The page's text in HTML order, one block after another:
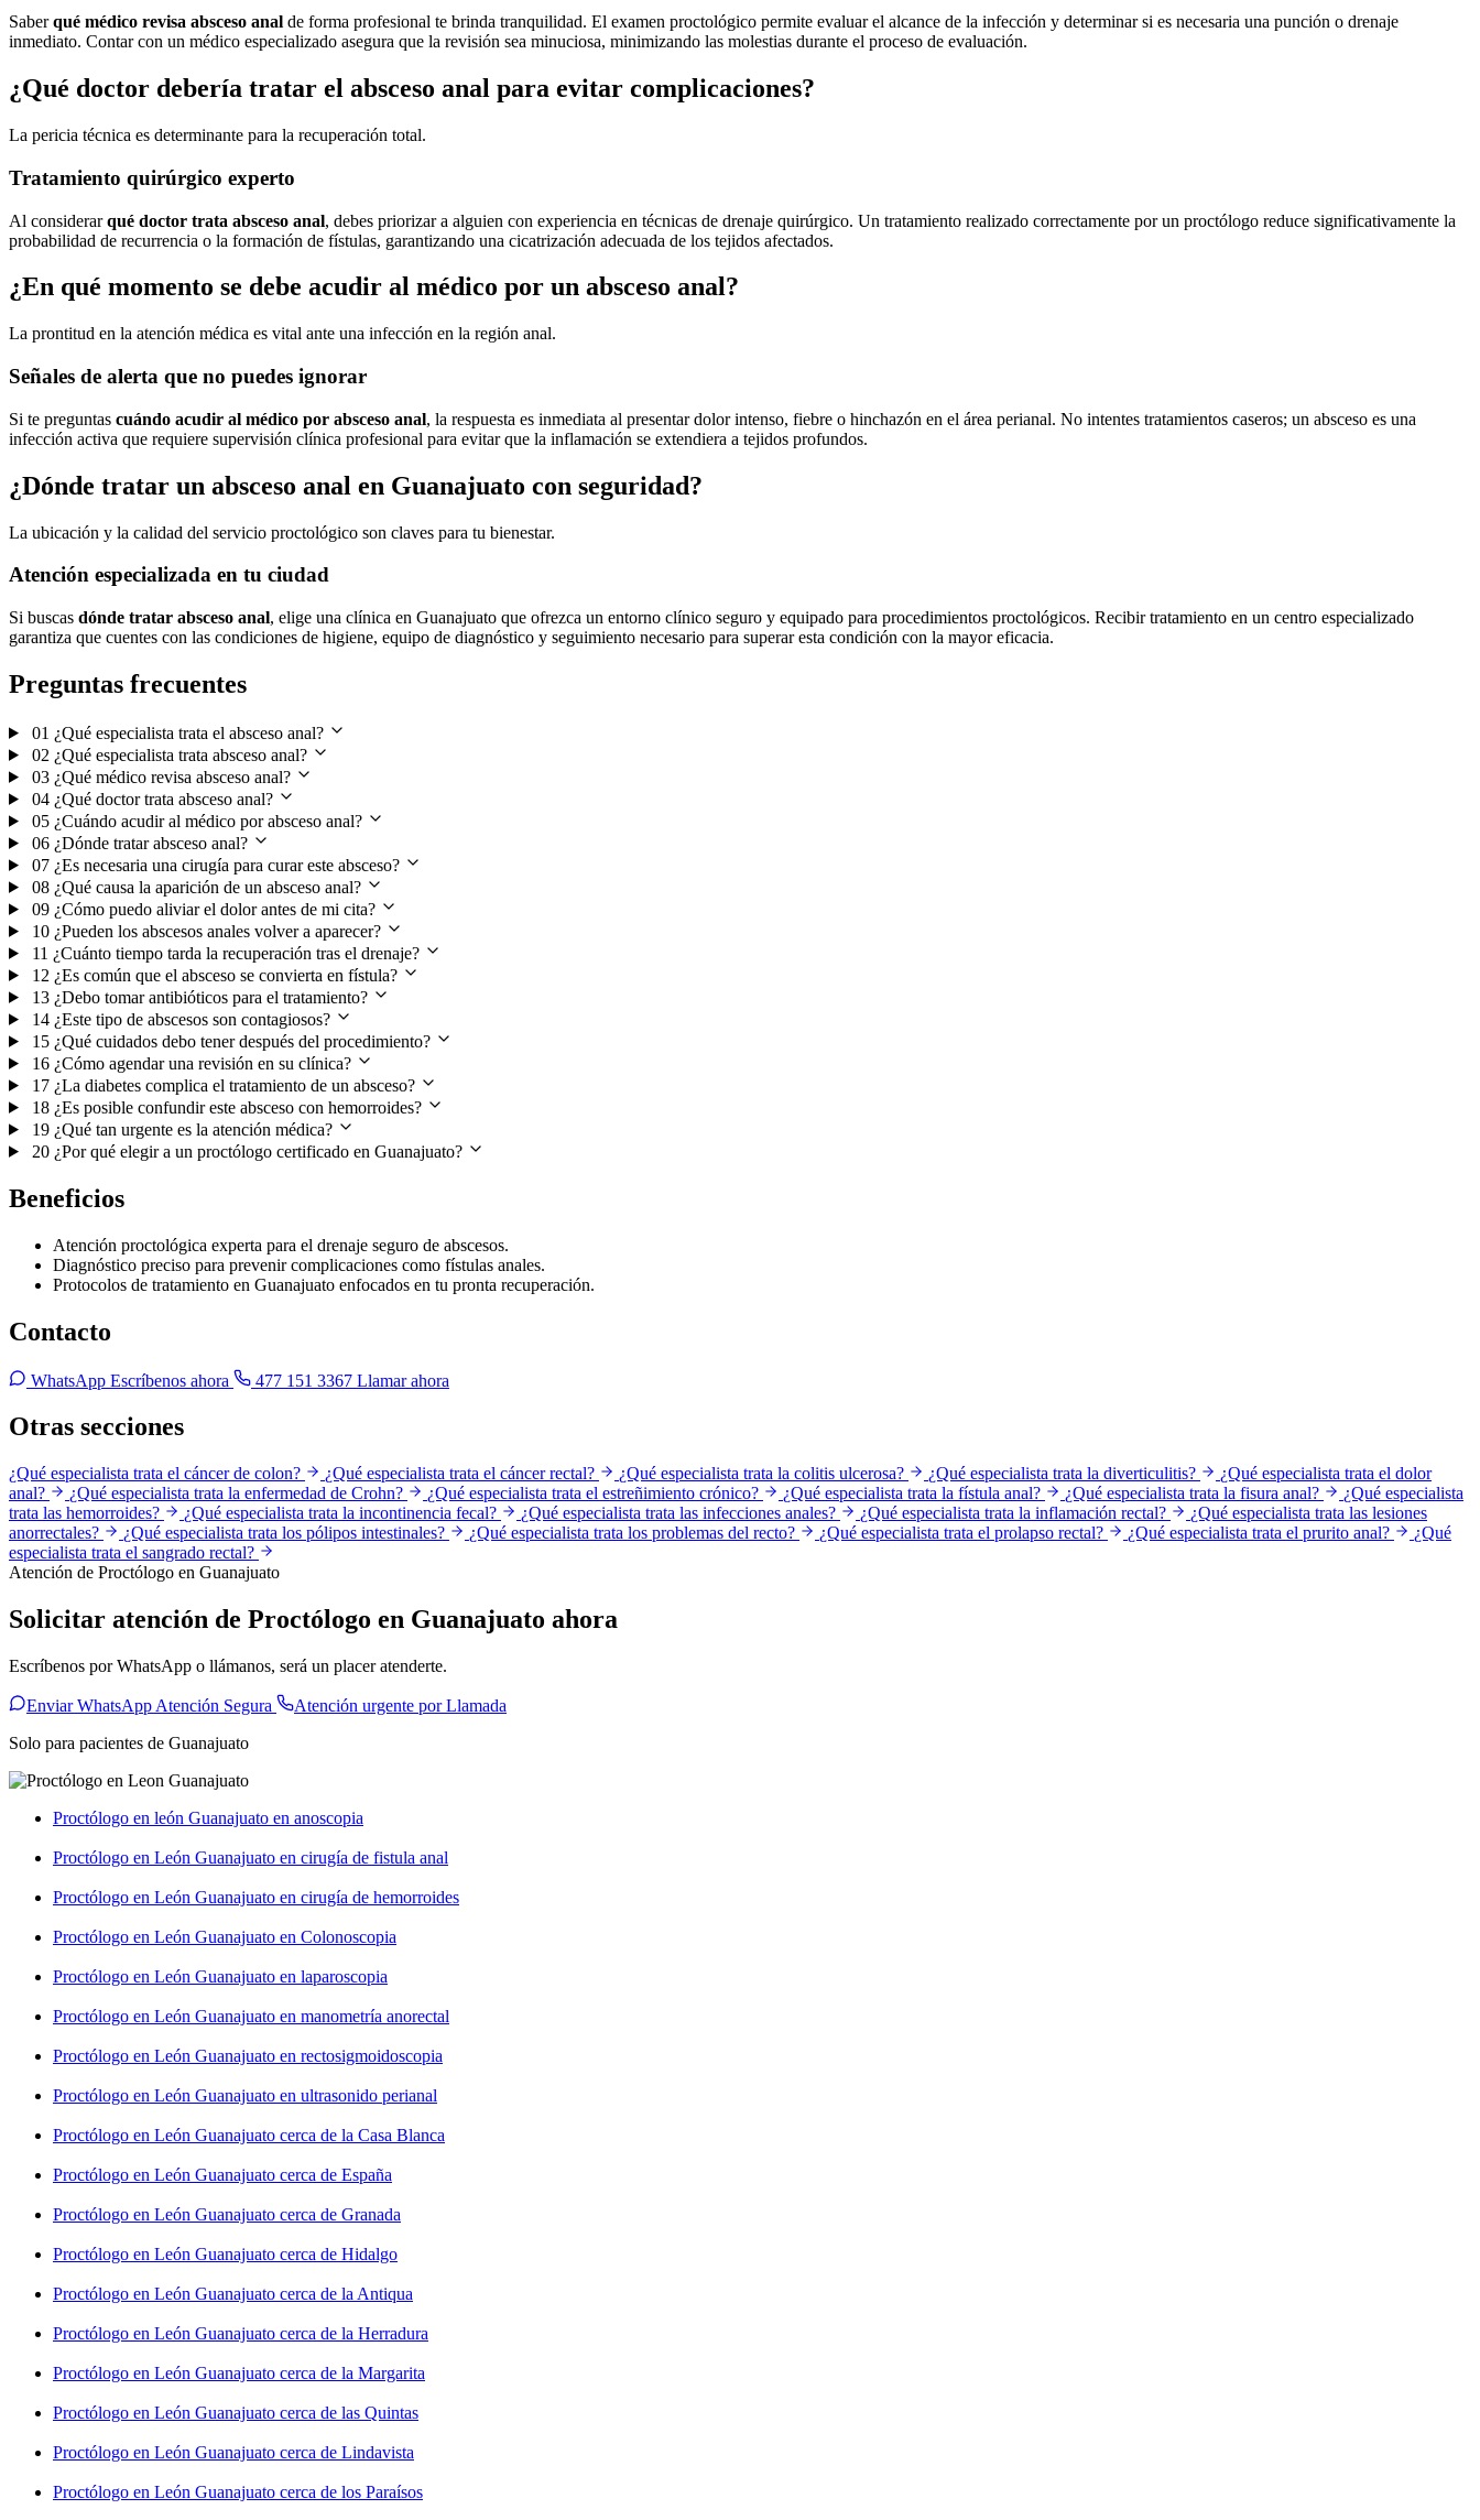
Saberqué médico revisa absceso anal de forma profesional te brinda tranquilidad. El examen proctológico permite evaluar el alcance de la infección y determinar si es necesaria una punción o drenaje
inmediato. Contar con un médico especializado asegura que la revisión sea minuciosa, minimizando las molestias durante el proceso de evaluación.
¿Qué doctor debería tratar el absceso anal para evitar complicaciones?
La pericia técnica es determinante para la recuperación total.
Tratamiento quirúrgico experto
Al considerarqué doctor trata absceso anal, debes priorizar a alguien con experiencia en técnicas de drenaje quirúrgico. Un tratamiento realizado correctamente por un proctólogo reduce significativamente la
probabilidad de recurrencia o la formación de fístulas, garantizando una cicatrización adecuada de los tejidos afectados.
¿En qué momento se debe acudir al médico por un absceso anal?
La prontitud en la atención médica es vital ante una infección en la región anal.
Señales de alerta que no puedes ignorar
Si te preguntas cuándo acudir al médico por absceso anal, la respuesta es inmediata al presentar dolor intenso, fiebre o hinchazón en el área perianal. No intentes tratamientos caseros; un absceso es una
infección activa que requiere supervisión clínica profesional para evitar que la inflamación se extendiera a tejidos profundos.
¿Dónde tratar un absceso anal en Guanajuato con seguridad?
La ubicación y la calidad del servicio proctológico son claves para tu bienestar.
Atención especializada en tu ciudad
Si buscas dónde tratar absceso anal, elige una clínica en Guanajuato que ofrezca un entorno clínico seguro y equipado para procedimientos proctológicos. Recibir tratamiento en un centro especializado
garantiza que cuentes con las condiciones de higiene, equipo de diagnóstico y seguimiento necesario para superar esta condición con la mayor eficacia.
Preguntas frecuentes
01 ¿Qué especialista trata el absceso anal?
02 ¿Qué especialista trata absceso anal?
03 ¿Qué médico revisa absceso anal?
04 ¿Qué doctor trata absceso anal?
05 ¿Cuándo acudir al médico por absceso anal?
06 ¿Dónde tratar absceso anal?
07 ¿Es necesaria una cirugía para curar este absceso?
08 ¿Qué causa la aparición de un absceso anal?
09 ¿Cómo puedo aliviar el dolor antes de mi cita?
10 ¿Pueden los abscesos anales volver a aparecer?
11 ¿Cuánto tiempo tarda la recuperación tras el drenaje?
12 ¿Es común que el absceso se convierta en fístula?
13 ¿Debo tomar antibióticos para el tratamiento?
14 ¿Este tipo de abscesos son contagiosos?
15 ¿Qué cuidados debo tener después del procedimiento?
16 ¿Cómo agendar una revisión en su clínica?
17 ¿La diabetes complica el tratamiento de un absceso?
18 ¿Es posible confundir este absceso con hemorroides?
19 ¿Qué tan urgente es la atención médica?
20 ¿Por qué elegir a un proctólogo certificado en Guanajuato?
Beneficios
Atención proctológica experta para el drenaje seguro de abscesos.
Diagnóstico preciso para prevenir complicaciones como fístulas anales.
Protocolos de tratamiento en Guanajuato enfocados en tu pronta recuperación.
Contacto
WhatsApp Escríbenos ahora 477 151 3367 Llamar ahora
Otras secciones
¿Qué especialista trata el cáncer de colon? ¿Qué especialista trata el cáncer rectal? ¿Qué especialista trata la colitis ulcerosa? ¿Qué especialista trata la diverticulitis?
¿Qué especialista trata el dolor
anal?
¿Qué especialista trata la enfermedad de Crohn? ¿Qué especialista trata el estreñimiento crónico? ¿Qué especialista trata la fístula anal? ¿Qué especialista trata la fisura anal?
¿Qué especialista
trata las hemorroides?
¿Qué especialista trata la incontinencia fecal? ¿Qué especialista trata las infecciones anales? ¿Qué especialista trata la inflamación rectal?
¿Qué especialista trata las lesiones
anorrectales?
¿Qué especialista trata los pólipos intestinales? ¿Qué especialista trata los problemas del recto? ¿Qué especialista trata el prolapso rectal? ¿Qué especialista trata el prurito anal?
¿Qué
especialista trata el sangrado rectal?
Atención de Proctólogo en Guanajuato
Solicitar atención de Proctólogo en Guanajuato ahora
Escríbenos por WhatsApp o llámanos, será un placer atenderte.
Enviar WhatsApp Atención Segura
Atención urgente por Llamada
Solo para pacientes de Guanajuato
Proctólogo en león Guanajuato en anoscopia
Proctólogo en León Guanajuato en cirugía de fistula anal
Proctólogo en León Guanajuato en cirugía de hemorroides
Proctólogo en León Guanajuato en Colonoscopia
Proctólogo en León Guanajuato en laparoscopia
Proctólogo en León Guanajuato en manometría anorectal
Proctólogo en León Guanajuato en rectosigmoidoscopia
Proctólogo en León Guanajuato en ultrasonido perianal
Proctólogo en León Guanajuato cerca de la Casa Blanca
Proctólogo en León Guanajuato cerca de España
Proctólogo en León Guanajuato cerca de Granada
Proctólogo en León Guanajuato cerca de Hidalgo
Proctólogo en León Guanajuato cerca de la Antiqua
Proctólogo en León Guanajuato cerca de la Herradura
Proctólogo en León Guanajuato cerca de la Margarita
Proctólogo en León Guanajuato cerca de las Quintas
Proctólogo en León Guanajuato cerca de Lindavista
Proctólogo en León Guanajuato cerca de los Paraísos